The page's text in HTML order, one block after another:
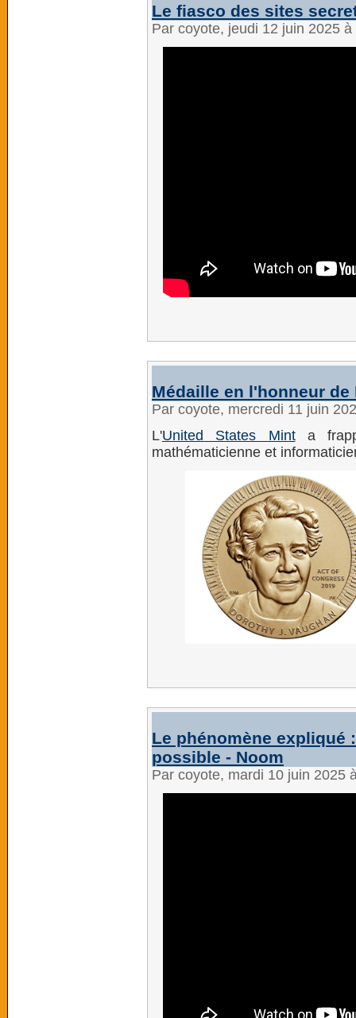
Le fiasco des sites
Par coyote, jeudi 12 juin 2025
Médaille en l'honneur de
Par coyote, mercredi 11 juin
L'United States Minta
mathématicienne et
Le phénomène expliqué
possible - Noom
Par coyote, mardi 10 juin 2025